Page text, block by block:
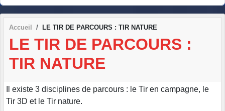
Accueil LE TIR DE PARCOURS : TIR NATURE
LE TIR DE PARCOURS :
TIR NATURE
Il existe 3 disciplines de parcours : le Tir en campagne, le
Tir 3D et le Tir nature.